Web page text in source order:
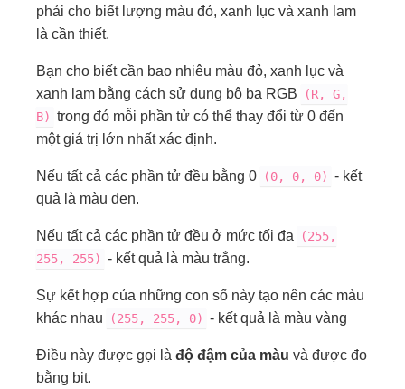
phải cho biết lượng màu đỏ, xanh lục và xanh lam
là cần thiết.
Bạn cho biết cần bao nhiêu màu đỏ, xanh lục và
xanh lam bằng cách sử dụng bộ ba RGB
(R, G,
B) trong đó mỗi phần tử có thể thay đổi từ 0 đến
một giá trị lớn nhất xác định.
Nếu tất cả các phần tử đều bằng 0 (0, 0, 0) - kết
quả là màu đen.
Nếu tất cả các phần tử đều ở mức tối đa
(255,
255, 255) - kết quả là màu trắng.
Sự kết hợp của những con số này tạo nên các màu
khác nhau
(255, 255, 0) - kết quả là màu vàng
Điều này được gọi là độ đậm của màu và được đo
bằng bit.